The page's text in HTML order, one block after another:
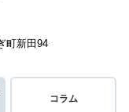
町新田94
コラム